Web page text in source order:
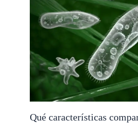
Qué características